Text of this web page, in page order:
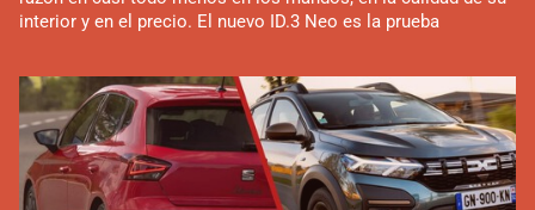
interior y en el precio. El nuevo ID.3 Neo es la prueba